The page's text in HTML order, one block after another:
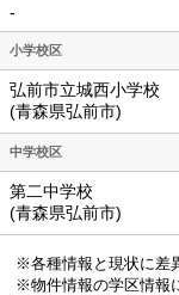
-
小学校区
弘前市立城西小学校
(青森県弘前市)
中学校区
第二中学校
(青森県弘前市)
※各種情報と現状に差
※物件情報の学区情報